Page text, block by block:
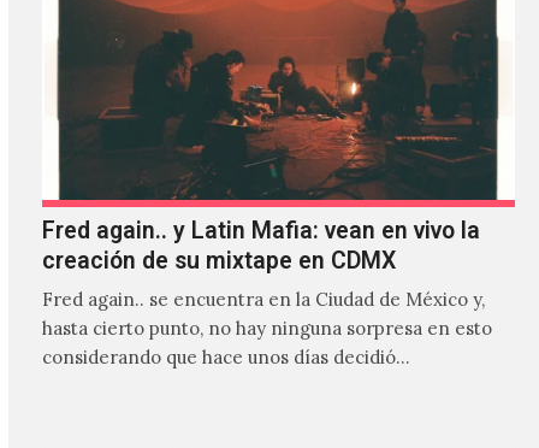
Fred again.. y Latin Mafia: vean en vivo la
creación de su mixtape en CDMX
Fred again.. se encuentra en la Ciudad de México y,
hasta cierto punto, no hay ninguna sorpresa en esto
considerando que hace unos días decidió…